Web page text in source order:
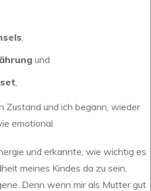
ls
und
Zustand und ich begann, wieder
emotional.
und erkannte, wie wichtig es
meines Kindes da zu sein,
Denn wenn mir als Mutter gut